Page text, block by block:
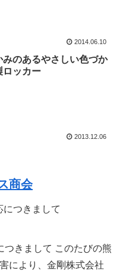
2014.06.10
みのあるやさしい色づか
ロッカー
2013.12.06
商会
につきまして
つきまして このたびの熊
により、金剛株式会社